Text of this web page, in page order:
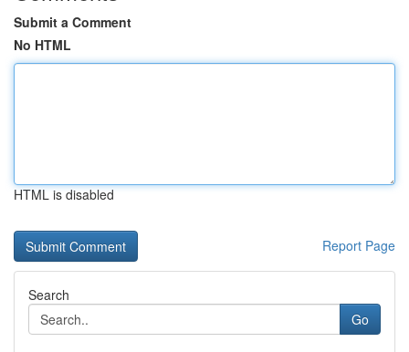
Submit a Comment
No HTML
HTML is disabled
Report Page
Search
Go